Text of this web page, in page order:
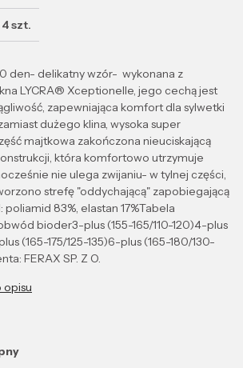
4 szt.
den- delikatny wzór- wykonana z
LYCRA® Xceptionelle, jego cechą jest
zapewniająca komfort dla sylwetki
dużego klina, wysoka super
majtkowa zakończona nieuciskającą
która komfortowo utrzymuje
nie ulega zwijaniu- w tylnej części,
strefę "oddychającą" zapobiegającą
83%, elastan 17%Tabela
bioder3-plus (155-165/110-120)4-plus
(165-175/125-135)6-plus (165-180/130-
FERAX SP. Z O.
opisu